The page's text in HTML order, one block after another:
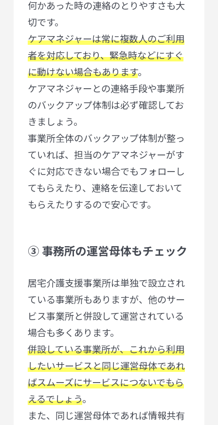
何かあった時の連絡のとりやすさも大
切です。
ケアマネジャーは常に複数人のご利用
者を対応しており、緊急時などにすぐ
に動けない場合もあります。
ケアマネジャーとの連絡手段や事業所
のバックアップ体制は必ず確認してお
きましょう。
事業所全体のバックアップ体制が整っ
ていれば、担当のケアマネジャーがす
ぐに対応できない場合でもフォローし
てもらえたり、連絡を伝達しておいて
もらえたりするので安心です。
③ 事務所の運営母体もチェック
居宅介護支援事業所は単独で設立され
ている事業所もありますが、他のサー
ビス事業所と併設して運営されている
場合も多くあります。
併設している事業所が、これから利用
したいサービスと同じ運営母体であれ
ばスムーズにサービスにつないでもら
えるでしょう。
また、同じ運営母体であれば情報共有